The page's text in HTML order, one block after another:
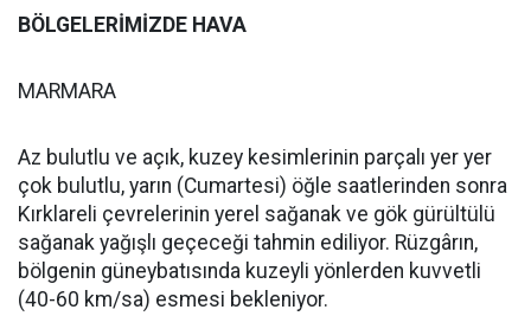
BÖLGELERİMİZDE HAVA
MARMARA
Az bulutlu ve açık, kuzey kesimlerinin parçalı yer yer
çok bulutlu, yarın (Cumartesi) öğle saatlerinden sonra
Kırklareli çevrelerinin yerel sağanak ve gök gürültülü
sağanak yağışlı geçeceği tahmin ediliyor. Rüzgârın,
bölgenin güneybatısında kuzeyli yönlerden kuvvetli
(40-60 km/sa) esmesi bekleniyor.